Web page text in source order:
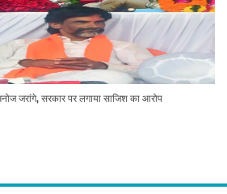
जरांगे, सरकार पर लगाया साजिश का आरोप